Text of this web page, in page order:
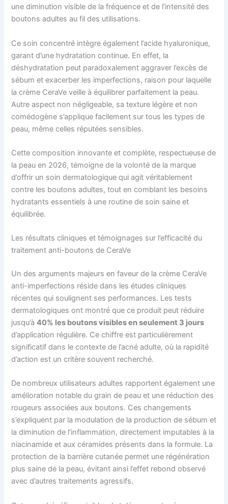
une diminution visible de la fréquence et de l’intensité des
boutons adultes au fil des utilisations.
Ce soin concentré intègre également l’acide hyaluronique,
garant d’une hydratation continue. En effet, la
déshydratation peut paradoxalement aggraver l’excès de
sébum et exacerber les imperfections, raison pour laquelle
la crème CeraVe veille à équilibrer parfaitement la peau.
Autre aspect non négligeable, sa texture légère et non
comédogène s’applique facilement sur tous les types de
peau, même celles réputées sensibles.
Cette composition innovante et complète, respectueuse de
la peau en 2026, témoigne de la volonté de la marque
d’offrir un soin dermatologique qui agit véritablement
contre les boutons adultes, tout en comblant les besoins
hydratants essentiels à une routine de soin saine et
équilibrée.
Les résultats cliniques et témoignages sur l’efficacité du
traitement anti-boutons de CeraVe
Un des arguments majeurs en faveur de la crème CeraVe
anti-imperfections réside dans les études cliniques
récentes qui soulignent ses performances. Les tests
dermatologiques ont montré que ce produit peut réduire
jusqu’à40% les boutons visibles en seulement 3 jours
d’application régulière. Ce chiffre est particulièrement
significatif dans le contexte de l’acné adulte, où la rapidité
d’action est un critère souvent recherché.
De nombreux utilisateurs adultes rapportent également une
amélioration notable du grain de peau et une réduction des
rougeurs associées aux boutons. Ces changements
s’expliquent par la modulation de la production de sébum et
la diminution de l’inflammation, directement imputables à la
niacinamide et aux céramides présents dans la formule. La
protection de la barrière cutanée permet une régénération
plus saine de la peau, évitant ainsi l’effet rebond observé
avec d’autres traitements agressifs.